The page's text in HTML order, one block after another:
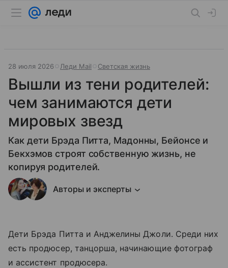
28 июля 2026 Леди Mail Светская жизнь
Вышли из тени родителей:
чем занимаются дети
мировых звезд
Как дети Брэда Питта, Мадонны, Бейонсе и
Бекхэмов строят собственную жизнь, не
копируя родителей.
Авторы и эксперты
Дети Брэда Питта и Анджелины Джоли. Среди них
есть продюсер, танцорша, начинающие фотограф
и ассистент продюсера.